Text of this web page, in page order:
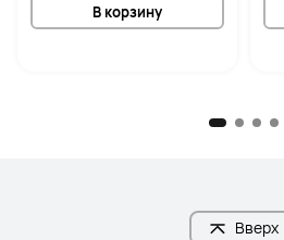
В корзину
Вверх